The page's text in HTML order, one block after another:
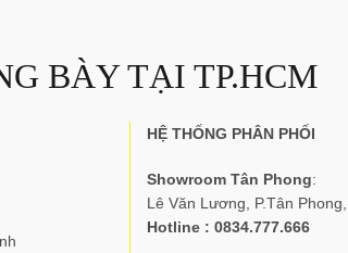
BÀY TẠI TP.HCM
HỆ THỐNG PHÂN PHỐI
Showroom Tân Phong:
Lê Văn Lương, P.Tân
Hotline : 0834.777.666